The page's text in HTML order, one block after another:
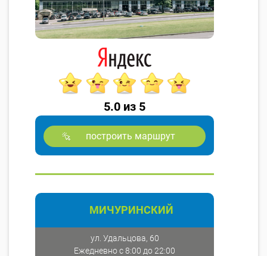
5.0 из 5
построить маршрут
МИЧУРИНСКИЙ
ул. Удальцова, 60
Ежедневно с 8:00 до 22:00